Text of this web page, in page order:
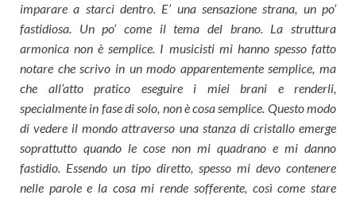
imparare a starci dentro. E’ una sensazione strana, un po’
fastidiosa. Un po’ come il tema del brano. La struttura
armonica non è semplice. I musicisti mi hanno spesso fatto
notare che scrivo in un modo apparentemente semplice, ma
che all’atto pratico eseguire i miei brani e renderli,
specialmente in fase di solo, non è cosa semplice. Questo modo
di vedere il mondo attraverso una stanza di cristallo emerge
soprattutto quando le cose non mi quadrano e mi danno
fastidio. Essendo un tipo diretto, spesso mi devo contenere
nelle parole e la cosa mi rende sofferente, così come stare